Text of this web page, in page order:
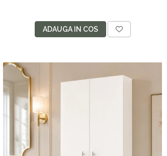
ADAUGA IN COS